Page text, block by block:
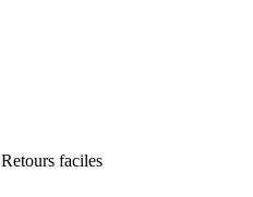
Retours faciles